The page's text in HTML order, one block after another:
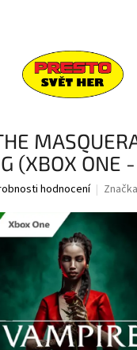
(XBOX ONE
hodnocení